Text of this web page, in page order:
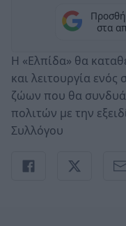
στα
Η «Ελπίδα» θα
και λειτουργία
ζώων που θα
πολιτών με την
Συλλόγου